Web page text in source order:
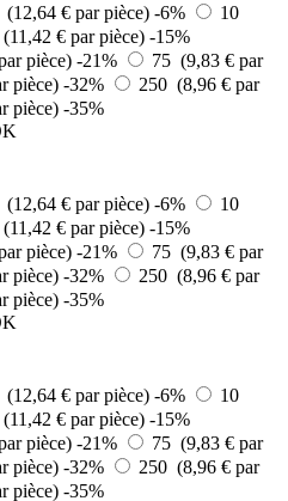
(12,64 € par pièce) -6%
10
€ par pièce) -15%
pièce) -21%
75 (9,83 € par
pièce) -32%
250 (8,96 € par
pièce) -35%
(12,64 € par pièce) -6%
10
€ par pièce) -15%
pièce) -21%
75 (9,83 € par
pièce) -32%
250 (8,96 € par
pièce) -35%
(12,64 € par pièce) -6%
10
€ par pièce) -15%
pièce) -21%
75 (9,83 € par
pièce) -32%
250 (8,96 € par
pièce) -35%